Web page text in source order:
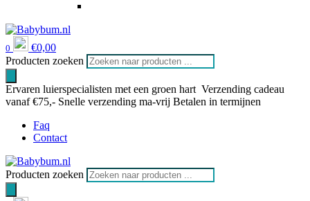
0 €0,00
Producten zoeken
Ervaren luierspecialisten met een groen hart Verzending cadeau
vanaf €75,- Snelle verzending ma-vrij Betalen in termijnen
Faq
Contact
Producten zoeken